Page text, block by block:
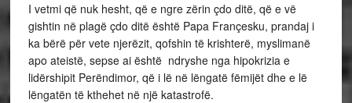
I vetmi që nuk hesht, që e ngre zërin çdo ditë, që e vë
gishtin në plagë çdo ditë është Papa Françesku, prandaj i
ka bërë për vete njerëzit, qofshin të krishterë, myslimanë
apo ateistë, sepse ai është ndryshe nga hipokrizia e
lidërshipit Perëndimor, që i lë në lëngatë fëmijët dhe e lë
lëngatën të kthehet në një katastrofë.